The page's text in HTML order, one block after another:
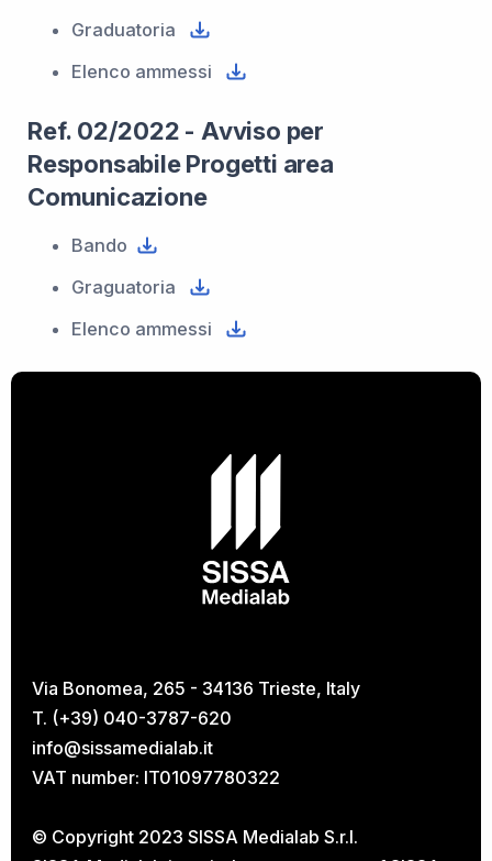
Graduatoria
Elenco ammessi
Ref. 02/2022 - Avviso per
Responsabile Progetti area
Comunicazione
Bando
Graguatoria
Elenco ammessi
Via Bonomea, 265 - 34136 Trieste, Italy
T. (+39) 040-3787-620
info@sissamedialab.it
VAT number: IT01097780322
© Copyright 2023 SISSA Medialab S.r.l.